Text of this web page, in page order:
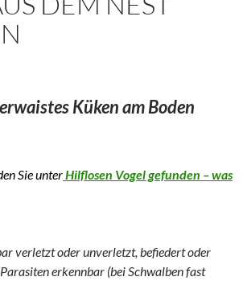
Küken am Boden
Sie unterHilflosen Vogel gefunden – was
verletzt oder unverletzt, befiedert oder
erkennbar (bei Schwalben fast